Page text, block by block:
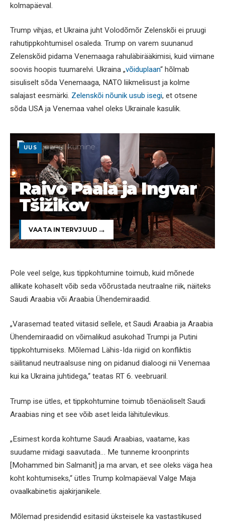
kolmapäeval.
Trump vihjas, et Ukraina juht Volodõmõr Zelenskõi ei pruugi
rahutippkohtumisel osaleda. Trump on varem suunanud
Zelenskõid pidama Venemaaga rahuläbirääkimisi, kuid viimane
soovis hoopis tuumarelvi. Ukraina „võiduplaan“ hõlmab
sisuliselt sõda Venemaaga, NATO liikmelisust ja kolme
salajast eesmärki. Zelenskõi nõunik usub isegi, et otsene
sõda USA ja Venemaa vahel oleks Ukrainale kasulik.
UUS
Raivo Paala ja Ingvar
Tšižikov
VAATA INTERVJUUD
Pole veel selge, kus tippkohtumine toimub, kuid mõnede
allikate kohaselt võib seda võõrustada neutraalne riik, näiteks
Saudi Araabia või Araabia Ühendemiraadid.
„Varasemad teated viitasid sellele, et Saudi Araabia ja Araabia
Ühendemiraadid on võimalikud asukohad Trumpi ja Putini
tippkohtumiseks. Mõlemad Lähis-Ida riigid on konfliktis
säilitanud neutraalsuse ning on pidanud dialoogi nii Venemaa
kui ka Ukraina juhtidega,“ teatas RT 6. veebruaril.
Trump ise ütles, et tippkohtumine toimub tõenäoliselt Saudi
Araabias ning et see võib aset leida lähitulevikus.
„Esimest korda kohtume Saudi Araabias, vaatame, kas
suudame midagi saavutada… Me tunneme kroonprints
[Mohammed bin Salmanit] ja ma arvan, et see oleks väga hea
koht kohtumiseks,“ ütles Trump kolmapäeval Valge Maja
ovaalkabinetis ajakirjanikele.
Mõlemad presidendid esitasid üksteisele ka vastastikused